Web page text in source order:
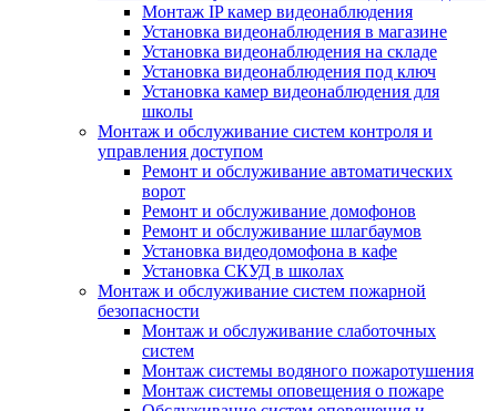
Монтаж IP камер видеонаблюдения
Установка видеонаблюдения в магазине
Установка видеонаблюдения на складе
Установка видеонаблюдения под ключ
Установка камер видеонаблюдения для
школы
Монтаж и обслуживание систем контроля и
управления доступом
Ремонт и обслуживание автоматических
ворот
Ремонт и обслуживание домофонов
Ремонт и обслуживание шлагбаумов
Установка видеодомофона в кафе
Установка СКУД в школах
Монтаж и обслуживание систем пожарной
безопасности
Монтаж и обслуживание слаботочных
систем
Монтаж системы водяного пожаротушения
Монтаж системы оповещения о пожаре